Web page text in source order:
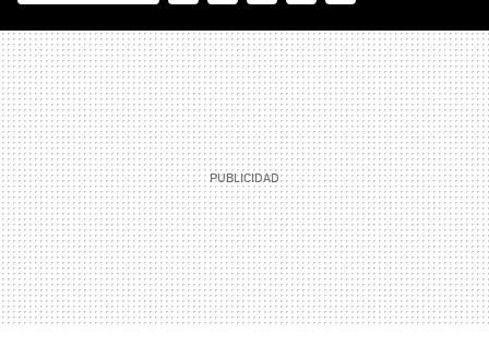
MAIL